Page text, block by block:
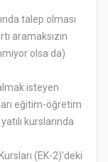
talep olması
aramaksızın
olsa da)
isteyen
eğitim-öğretim
kurslarında
(EK-2)’deki